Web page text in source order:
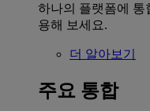
하나의 플랫폼에 통
용해 보세요.
더 알아보기
주요 통합